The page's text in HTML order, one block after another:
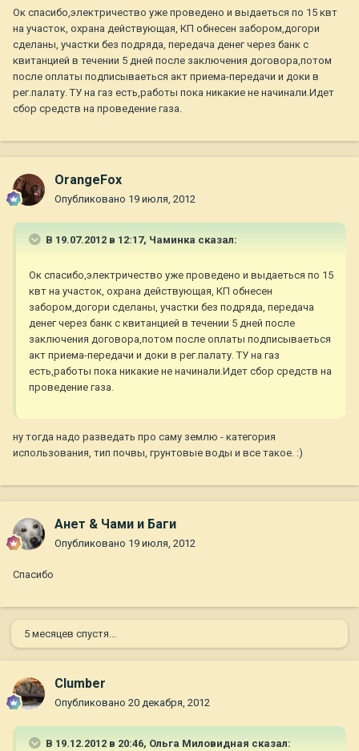
Ок спасибо,электричество уже проведено и выдаеться по 15 квт
на участок, охрана действующая, КП обнесен забором,догори
сделаны, участки без подряда, передача денег через банк с
квитанцией в течении 5 дней после заключения договора,потом
после оплаты подписываеться акт приема-передачи и доки в
рег.палату. ТУ на газ есть,работы пока никакие не начинали.Идет
сбор средств на проведение газа.
OrangeFox
Опубликовано 19 июля, 2012
В 19.07.2012 в 12:17, Чаминка сказал:
Ок спасибо,электричество уже проведено и выдаеться по 15
квт на участок, охрана действующая, КП обнесен
забором,догори сделаны, участки без подряда, передача
денег через банк с квитанцией в течении 5 дней после
заключения договора,потом после оплаты подписываеться
акт приема-передачи и доки в рег.палату. ТУ на газ
есть,работы пока никакие не начинали.Идет сбор средств на
проведение газа.
ну тогда надо разведать про саму землю - категория
использования, тип почвы, грунтовые воды и все такое. :)
Анет & Чами и Баги
Опубликовано 19 июля, 2012
Спасибо
5 месяцев спустя...
Clumber
Опубликовано 20 декабря, 2012
В 19.12.2012 в 20:46, Ольга Миловидная сказал: